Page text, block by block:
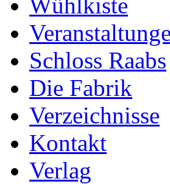
Schloss Raabs
Die Fabrik
Verzeichnisse
Kontakt
Verlag